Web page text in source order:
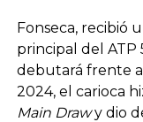
Fonseca, recibió
principal del ATP
debutará frente
2024, el carioca
Main Drawy dio